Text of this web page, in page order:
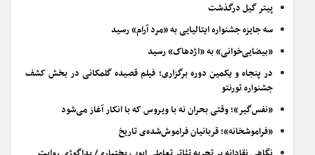
پیتر گیل درگذشت
سه جایزه جشنواره ایتالیایی به «مرد آرام» رسید
«بیضایی‌خوانی» به «اژدهاک» رسید
در پنجاه و یکمین دوره برگزاری؛ فیلم قصیده گلمکانی در بخش کشف
جشنواره تورنتو
«نفس‌گیر»؛ وقتی بحران نه با ویروس که با انکار آغاز می‌شود
«فراموشخانه»؛ قربانیان فراموش‌شده‌ی تاریخ